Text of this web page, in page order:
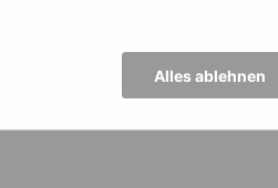
Alles ablehnen